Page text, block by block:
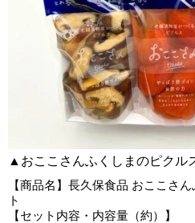
▲おここさんふくしまのピクル
【商品名】長久保食品 おここさ
ト
【セット内容・内容量（約）】